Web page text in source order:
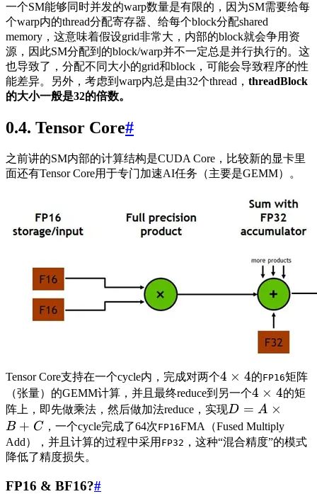
一个SM能够同时并发的warp数量是有限的，因为SM需要给每
个warp内的thread分配寄存器、给每个block分配shared
memory，这意味着假设grid非常大，内部的block就会争用资
源，因此SM分配到的block/warp并不一定总是并行执行的。这
也导致了，分配不同大小的grid和block，可能会导致程序的性
能差异。另外，考虑到warp内总是由32个thread， threadBlock
的大小一般是32的倍数。
0.4. Tensor Core#
之前讲的SM内部的计算结构是CUDA Core，比较新的显卡里
面还有Tensor Core用于专门加速AI任务（主要是GEMM）。
Tensor Core支持在一个cycle内，完成对两个4 × 4的FP16矩阵
（张量）的GEMM计算，并且最终reduce到另一个4 × 4的矩
阵上，即先做乘法，然后做加法reduce，实现D = A ×
B + C ，一个cycle完成了64次FP16FMA（Fused Multiply
Add），并且计算的过程中采用 FP32 ，这种“混合精度”的模式
降低了精度损失。
FP16 & BF16?#